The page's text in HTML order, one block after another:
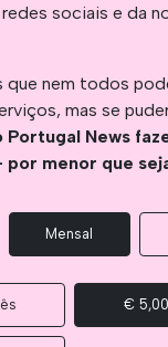
sociais e da
que nem todos
mas se
Portugal News
menor que
Mensal
€